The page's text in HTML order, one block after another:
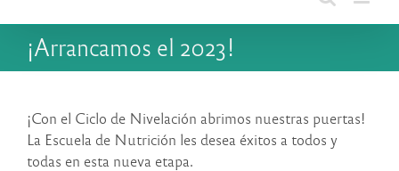
¡Arrancamos el 2023!
¡Con el Ciclo de Nivelación abrimos nuestras puertas!
La Escuela de Nutrición les desea éxitos a todos y
todas en esta nueva etapa.